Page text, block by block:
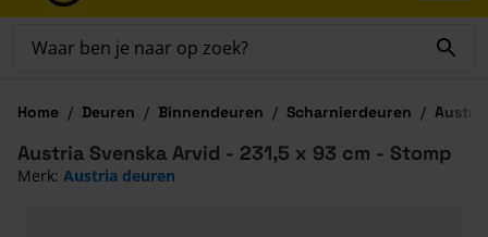
Home / Deuren / Binnendeuren / Scharnierdeuren /
Austria Svenska Arvid - 231,5 x 93 cm - Stomp
Merk: Austria deuren